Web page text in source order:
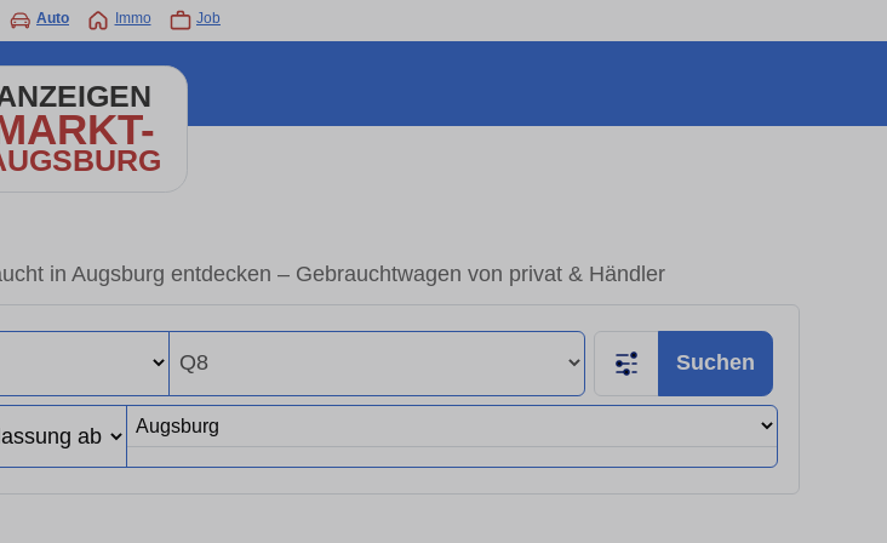
Auto Immo Job
in Augsburg entdecken – Gebrauchtwagen von privat & Händler
Suchen